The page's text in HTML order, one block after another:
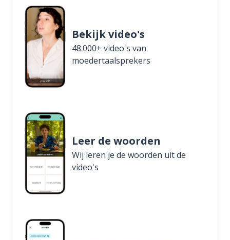
Bekijk video's
48.000+ video's van
moedertaalsprekers
Leer de woorden
Wij leren je de woorden uit de
video's